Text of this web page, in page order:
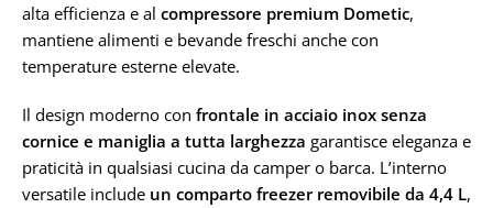
alta efficienza e al compressore premium Dometic,
mantiene alimenti e bevande freschi anche con
temperature esterne elevate.
Il design moderno con frontale in acciaio inox senza
cornice e maniglia a tutta larghezza garantisce eleganza e
praticità in qualsiasi cucina da camper o barca. L’interno
versatile include un comparto freezer removibile da 4,4 L,